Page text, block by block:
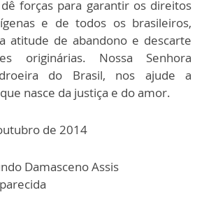
forças para garantir os direitos
e de todos os brasileiros,
atitude de abandono e descarte
originárias. Nossa Senhora
do Brasil, nos ajude a
nasce da justiça e do amor.
de 2014
Damasceno Assis